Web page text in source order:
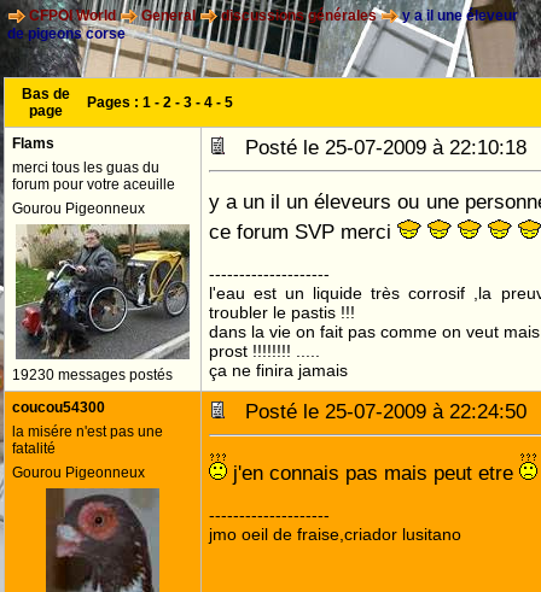
CFPOI World General discussions générales
y a il une éleveur
de pigeons corse
Bas de
page
Pages : 1 - 2 - 3 - 4 - 5
Flams
merci tous les guas du
forum pour votre aceuille
Gourou Pigeonneux
19230 messages postés
Posté le 25-07-2009 à
y a un il un éleveurs ou une
ce forum SVP merci
--------------------
l'eau est un liquide très corrosif ,la
troubler le pastis !!!
dans la vie on fait pas comme on veut
prost !!!!!!!! .....
ça ne finira jamais
coucou54300
la misére n'est pas une
fatalité
Gourou Pigeonneux
Posté le 25-07-2009 à
j'en connais pas mais peut etre
--------------------
jmo oeil de fraise,criador lusitano